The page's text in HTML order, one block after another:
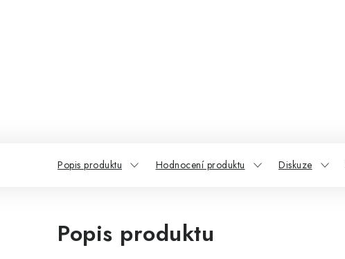
Popis produktu Hodnocení produktu Diskuze
Popis produktu